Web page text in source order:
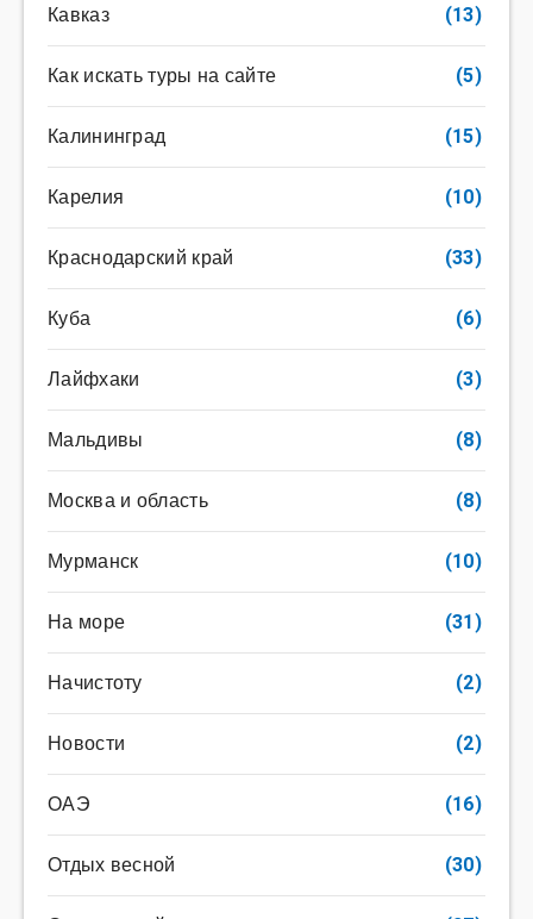
Кавказ (13)
Как искать туры на сайте (5)
Калининград (15)
Карелия (10)
Краснодарский край (33)
Куба (6)
Лайфхаки (3)
Мальдивы (8)
Москва и область (8)
Мурманск (10)
На море (31)
Начистоту (2)
Новости (2)
ОАЭ (16)
Отдых весной (30)